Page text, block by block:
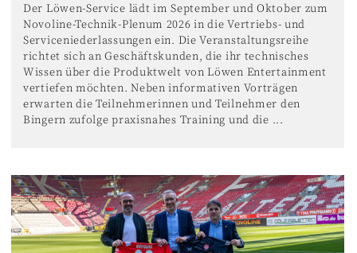
Der Löwen-Service lädt im September und Oktober zum
Novoline-Technik-Plenum 2026 in die Vertriebs- und
Serviceniederlassungen ein. Die Veranstaltungsreihe
richtet sich an Geschäftskunden, die ihr technisches
Wissen über die Produktwelt von Löwen Entertainment
vertiefen möchten. Neben informativen Vorträgen
erwarten die Teilnehmerinnen und Teilnehmer den
Bingern zufolge praxisnahes Training und die ...